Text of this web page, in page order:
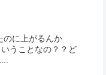
のに上がるんか
うことなの？？ど